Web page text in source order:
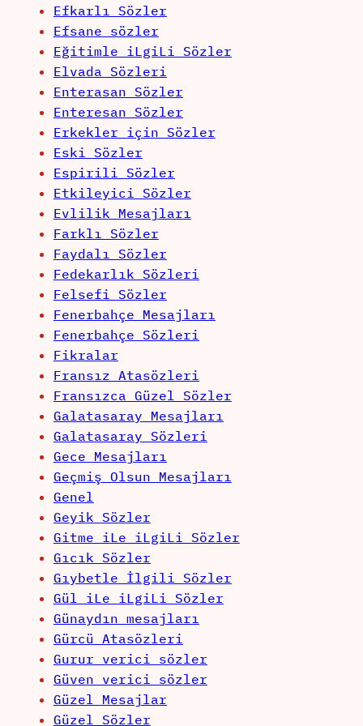
Efkarlı Sözler
Efsane sözler
Eğitimle iLgiLi Sözler
Elvada Sözleri
Enterasan Sözler
Enteresan Sözler
Erkekler için Sözler
Eski Sözler
Espirili Sözler
Etkileyici Sözler
Evlilik Mesajları
Farklı Sözler
Faydalı Sözler
Fedekarlık Sözleri
Felsefi Sözler
Fenerbahçe Mesajları
Fenerbahçe Sözleri
Fikralar
Fransız Atasözleri
Fransızca Güzel Sözler
Galatasaray Mesajları
Galatasaray Sözleri
Gece Mesajları
Geçmiş Olsun Mesajları
Genel
Geyik Sözler
Gitme iLe iLgiLi Sözler
Gıcık Sözler
Gıybetle İlgili Sözler
Gül iLe iLgiLi Sözler
Günaydın mesajları
Gürcü Atasözleri
Gurur verici sözler
Güven verici sözler
Güzel Mesajlar
Güzel Sözler